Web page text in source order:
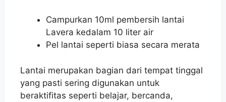
Campurkan 10ml pembersih lantai
Lavera kedalam 10 liter air
Pel lantai seperti biasa secara merata
Lantai merupakan bagian dari tempat tinggal
yang pasti sering digunakan untuk
beraktifitas seperti belajar, bercanda,